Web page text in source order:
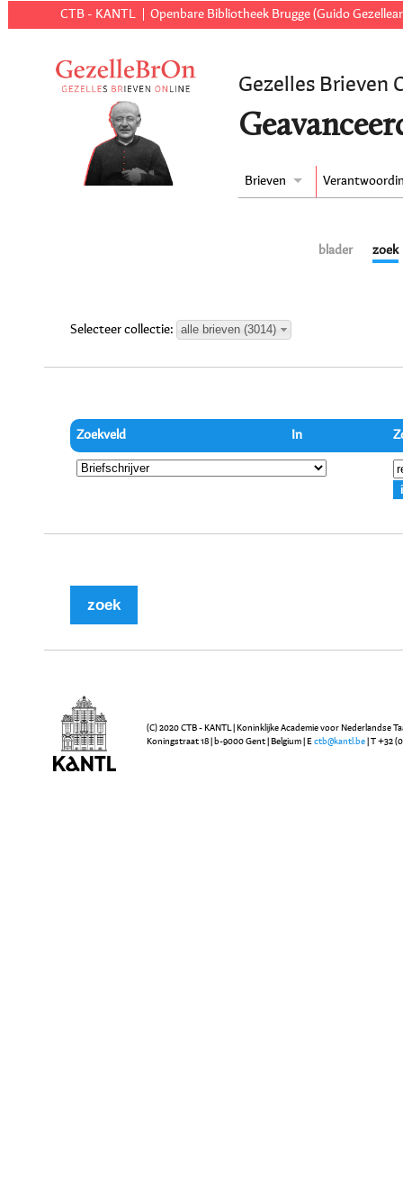
CTB - KANTL Openbare Bibliotheek Brugge (Guido
Gezelles Brieven
Brieven
blader zoek
Selecteer collectie: alle brieven (3014)
Zoekveld In
(C) 2020 CTB - KANTL | Koninklijke Academie voor Nederlandse
Koningstraat 18 | b-9000 Gent | Belgium | E ctb@kantl.be | T +32